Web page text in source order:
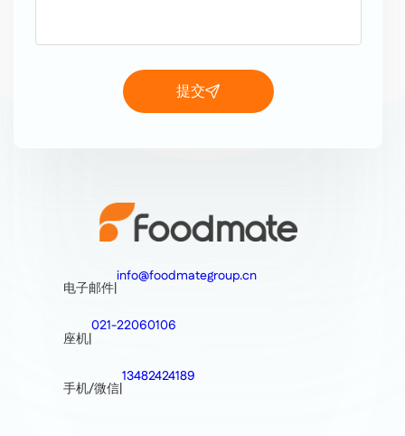
提交
电子邮件|
info@foodmategroup.cn
座机|
021-22060106
手机/微信|
13482424189